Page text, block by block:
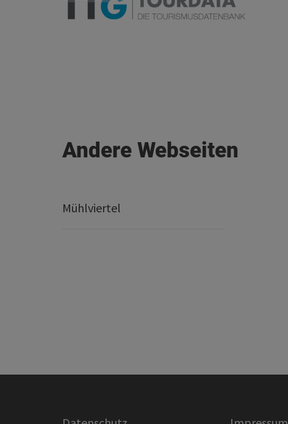
Andere Webseiten
Mühlviertel